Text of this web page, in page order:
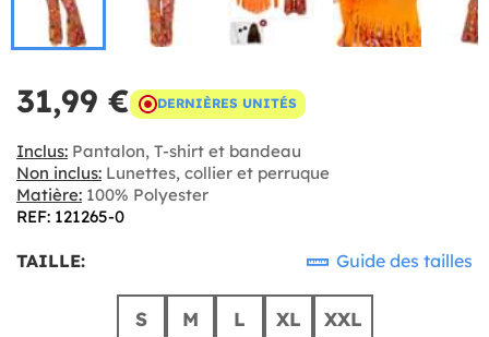
31,99 € DERNIÈRES UNITÉS
Inclus: Pantalon, T-shirt et bandeau
Non inclus: Lunettes, collier et perruque
Matière: 100% Polyester
REF: 121265-0
TAILLE: Guide des tailles
S M L XL XXL